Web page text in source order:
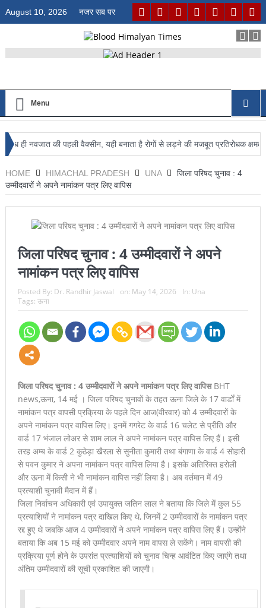
August 10, 2026 नजर सब पर
Menu
नवजात की पहली वैक्सीन, यही बनाता है रोगों से लड़ने की मजबूत प्रतिरोधक क्षमता : डॉ.
HOME HIMACHAL PRADESH UNA
जिला परिषद चुनाव : 4
उम्मीदवारों ने अपने नामांकन पत्र लिए वापिस
जिला परिषद चुनाव : 4 उम्मीदवारों ने अपने
नामांकन पत्र लिए वापिस
Posted By: Dr. Randhir Jaswal on: May 14, 2026 In: Una
Tags: ऊना
जिला परिषद चुनाव : 4 उम्मीदवारों ने अपने नामांकन पत्र लिए वापिस BHT
news,ऊना, 14 मई । जिला परिषद चुनावों के तहत ऊना जिले के 17 वार्डों में
नामांकन पत्र वापसी प्रक्रिया के पहले दिन आज(वीरवार) को 4 उम्मीदवारों के
अपने नामांकन पत्र वापिस लिए। इनमें गगरेट के वार्ड 16 चलेट से प्रीति और
वार्ड 17 भंजाल लोअर से शाम लाल ने अपने नामांकन पत्र वापिस लिए हैं। इसी
तरह अम्ब के वार्ड 2 कुठेड़ा खैरला से सुनीता कुमारी तथा बंगाणा के वार्ड 4 सोहारी
से पवन कुमार ने अपना नामांकन पत्र वापिस लिया है। इसके अतिरिक्त हरोली
और ऊना में किसी ने भी नामांकन वापिस नहीं लिया है। अब वर्तमान में 49
प्रत्याशी चुनावी मैदान में हैं।
जिला निर्वाचन अधिकारी एवं उपायुक्त जतिन लाल ने बताया कि जिले में कुल 55
प्रत्याशियों ने नामांकन पत्र दाखिल किए थे, जिनमें 2 उम्मीदवारों के नामांकन पत्र
रद्द हुए थे जबकि आज 4 उम्मीदवारों ने अपने नामांकन पत्र वापिस लिए हैं। उन्होंने
बताया कि अब 15 मई को उम्मीदवार अपने नाम वापस ले सकेंगे। नाम वापसी की
प्रक्रिया पूर्ण होने के उपरांत प्रत्याशियों को चुनाव चिन्ह आवंटित किए जाएंगे तथा
अंतिम उम्मीदवारों की सूची प्रकाशित की जाएगी।